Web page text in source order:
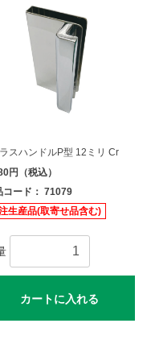
スハンドルP型 12ミリ Cr
円（税込）
コード： 71079
生産品(取寄せ品含む)
カートに入れる